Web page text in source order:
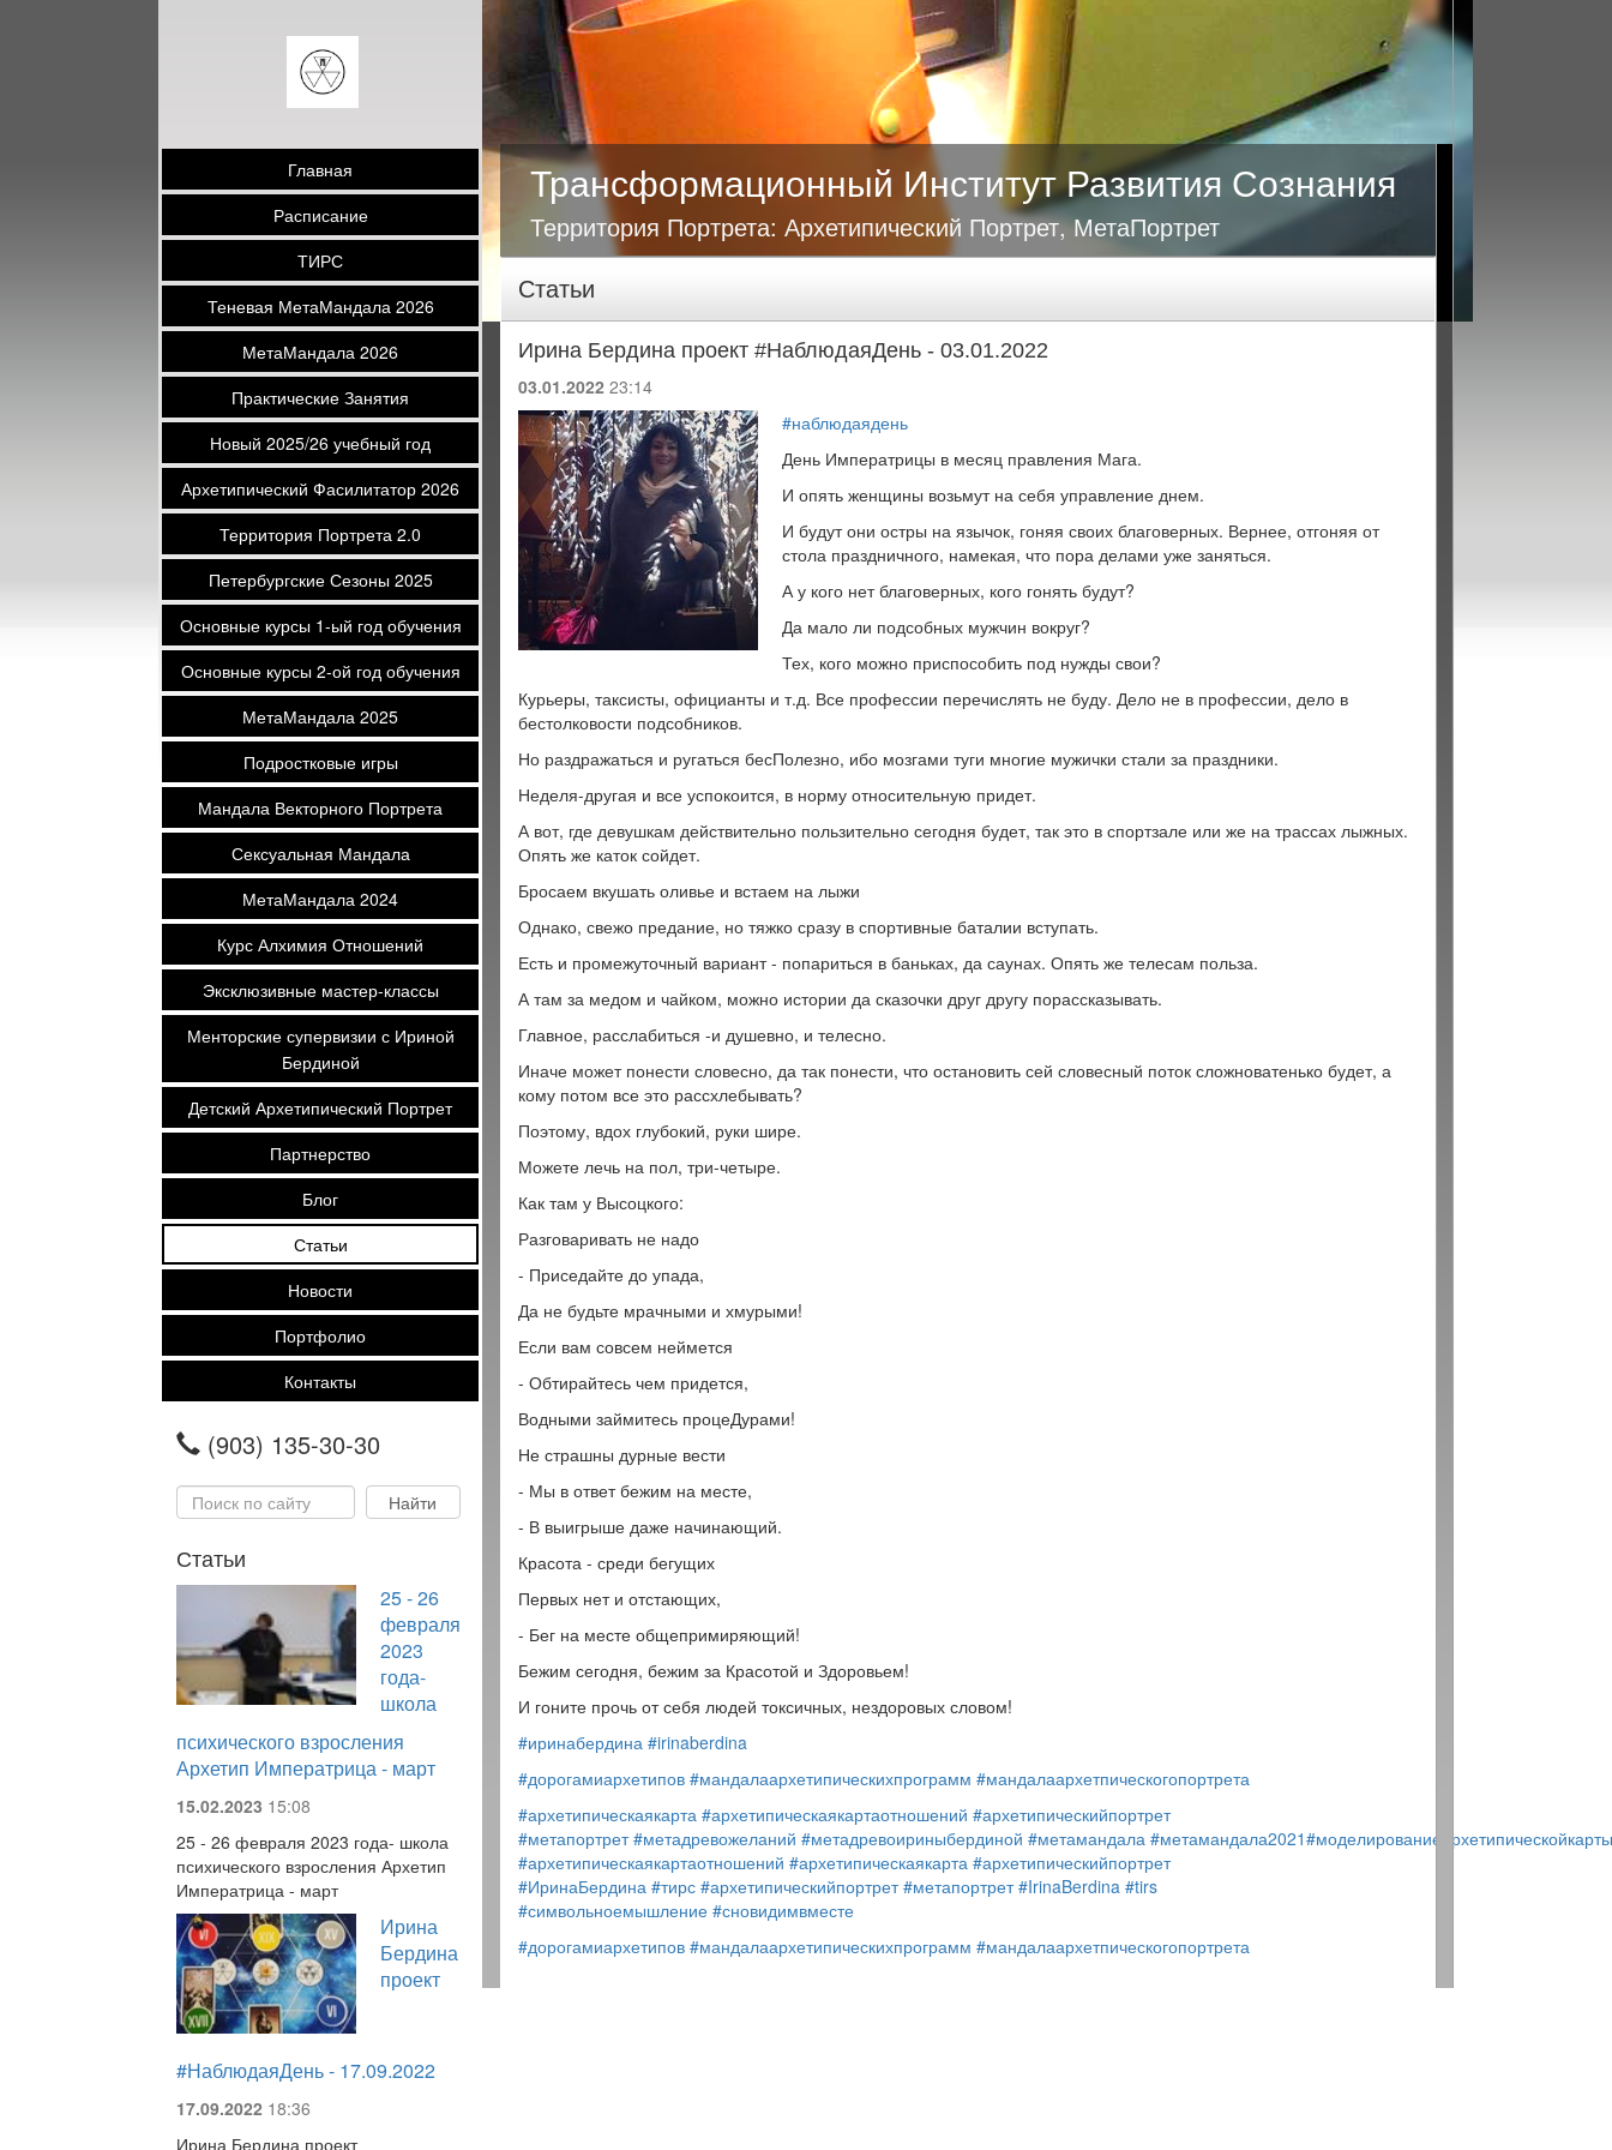
Главная
Расписание
ТИРС
Теневая МетаМандала 2026
МетаМандала 2026
Практические Занятия
Новый 2025/26 учебный год
Архетипический Фасилитатор 2026
Территория Портрета 2.0
Петербургские Сезоны 2025
Основные курсы 1-ый год обучения
Основные курсы 2-ой год обучения
МетаМандала 2025
Подростковые игры
Мандала Векторного Портрета
Сексуальная Мандала
МетаМандала 2024
Курс Алхимия Отношений
Эксклюзивные мастер-классы
Менторские супервизии с Ириной
Бердиной
Детский Архетипический Портрет
Партнерство
Блог
Статьи
Новости
Портфолио
Контакты
(903) 135-30-30
Статьи
25 - 26
февраля
2023
года-
школа
психического взросления
Архетип Императрица - март
15.02.2023 15:08
25 - 26 февраля 2023 года- школа
психического взросления Архетип
Императрица - март
Ирина
Бердина
проект
#НаблюдаяДень - 17.09.2022
17.09.2022 18:36
Ирина Бердина проект
Трансформационный Институт Развития Сознания
Территория Портрета: Архетипический Портрет, МетаПортрет
Статьи
Ирина Бердина проект #НаблюдаяДень - 03.01.2022
03.01.2022 23:14
#наблюдаядень
День Императрицы в месяц правления Мага.
И опять женщины возьмут на себя управление днем.
И будут они остры на язычок, гоняя своих благоверных. Вернее, отгоняя от
стола праздничного, намекая, что пора делами уже заняться.
А у кого нет благоверных, кого гонять будут?
Да мало ли подсобных мужчин вокруг?
Тех, кого можно приспособить под нужды свои?
Курьеры, таксисты, официанты и т.д. Все профессии перечислять не буду. Дело не в профессии, дело в
бестолковости подсобников.
Но раздражаться и ругаться бесПолезно, ибо мозгами туги многие мужички стали за праздники.
Неделя-другая и все успокоится, в норму относительную придет.
А вот, где девушкам действительно пользительно сегодня будет, так это в спортзале или же на трассах лыжных.
Опять же каток сойдет.
Бросаем вкушать оливье и встаем на лыжи
Однако, свежо предание, но тяжко сразу в спортивные баталии вступать.
Есть и промежуточный вариант - попариться в баньках, да саунах. Опять же телесам польза.
А там за медом и чайком, можно истории да сказочки друг другу порассказывать.
Главное, расслабиться -и душевно, и телесно.
Иначе может понести словесно, да так понести, что остановить сей словесный поток сложноватенько будет, а
кому потом все это рассхлебывать?
Поэтому, вдох глубокий, руки шире.
Можете лечь на пол, три-четыре.
Как там у Высоцкого:
Разговаривать не надо
- Приседайте до упада,
Да не будьте мрачными и хмурыми!
Если вам совсем неймется
- Обтирайтесь чем придется,
Водными займитесь процеДурами!
Не страшны дурные вести
- Мы в ответ бежим на месте,
- В выигрыше даже начинающий.
Красота - среди бегущих
Первых нет и отстающих,
- Бег на месте общепримиряющий!
Бежим сегодня, бежим за Красотой и Здоровьем!
И гоните прочь от себя людей токсичных, нездоровых словом!
#иринабердина #irinaberdina
#дорогамиархетипов #мандалаархетипическихпрограмм #мандалаархетпическогопортрета
#архетипическаякарта #архетипическаякартаотношений #архетипическийпортрет
#метапортрет #метадревожеланий #метадревоириныбердиной #метамандала #метамандала2021#моделированиеархетипическойкарты
#архетипическаякартаотношений #архетипическаякарта #архетипическийпортрет
#ИринаБердина #тирс #архетипическийпортрет #метапортрет #IrinaBerdina #tirs
#символьноемышление #сновидимвместе
#дорогамиархетипов #мандалаархетипическихпрограмм #мандалаархетпическогопортрета